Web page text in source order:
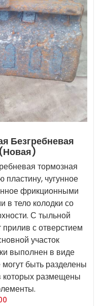
Безгребневая
тормозная
пластину, чугунное
фрикционными
в тело колодки со
С тыльной
с отверстием
участок
выполнен в виде
быть разделены
которых размещены